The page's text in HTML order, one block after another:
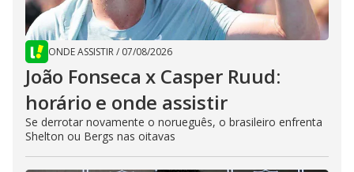
ONDE ASSISTIR/ 07/08/2026
João Fonseca x Casper Ruud:
horário e onde assistir
Se derrotar novamente o norueguês, o brasileiro enfrenta
Shelton ou Bergs nas oitavas